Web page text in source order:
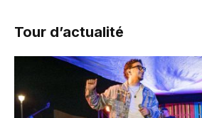
Tour d’actualité